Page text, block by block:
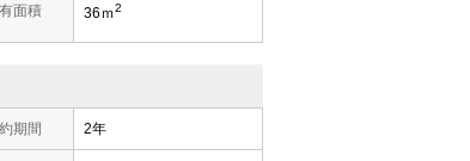
面積 36ｍ2
期間 2年